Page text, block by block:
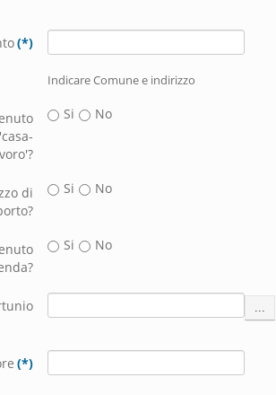
(*)
Indicare Comune e indirizzo
Si No
di
Si No
Si No
(*)